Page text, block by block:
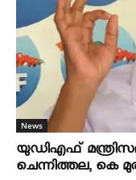
News
യുഡിഎഫ് മന്ത്രിസഭ
ചെന്നിത്തല, കെ